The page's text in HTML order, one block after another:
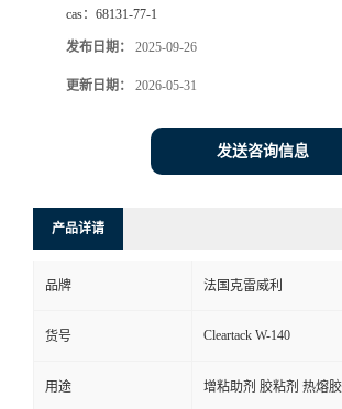
cas： 68131-77-1
发布日期： 2025-09-26
更新日期： 2026-05-31
发送咨询信息
产品详请
品牌 法国克雷威利
货号 Cleartack W-140
用途 增粘助剂 胶粘剂 热熔